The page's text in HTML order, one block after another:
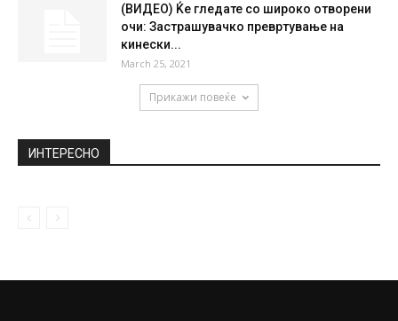
(ВИДЕО) Ќе гледате со широко отворени
очи: Застрашувачко превртување на
кинески...
March 25, 2021
Прикажи повеќе
ИНТЕРЕСНО